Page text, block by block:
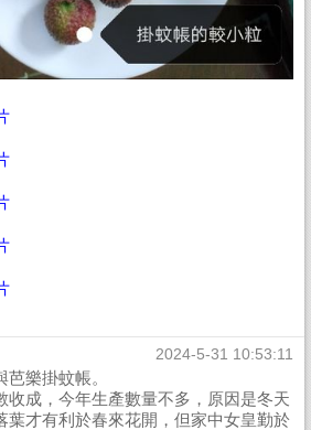
2024-5-31 10:53:11
樂掛蚊帳。
收成，今年生產數量不多，原因是冬天
葉才有利於春來花開，但家中女皇勤於